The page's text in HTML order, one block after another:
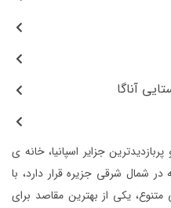
آناگا
جزایر اسپانیا، خانه ی
شمال شرقی جزیره قرار دارد، با
یکی از بهترین مقاصد برای